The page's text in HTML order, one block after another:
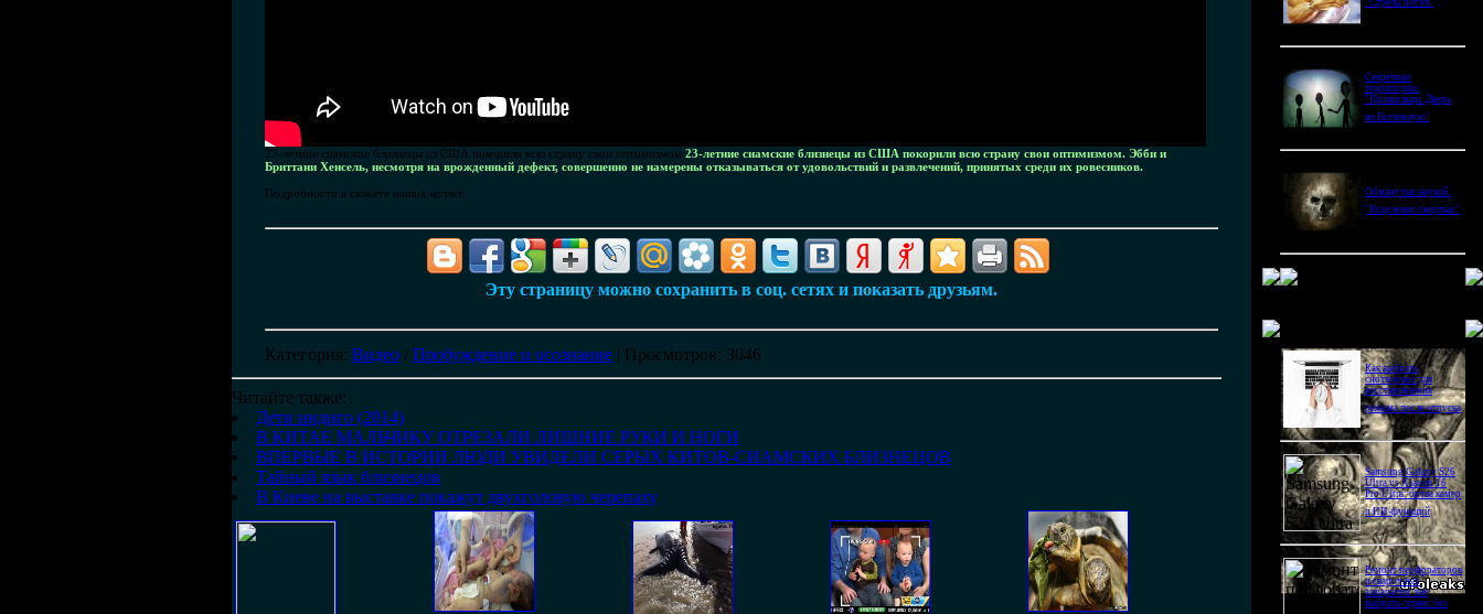
23-летние сиамские близнецы из США покорили всю страну свои оптимизмом 23-летние сиамские близнецы из США покорили всю страну свои оптимизмом. Эбби и
Бриттани Хенсель, несмотря на врожденный дефект, совершенно не намерены отказываться от удовольствий и развлечений, принятых среди их ровесников.
Подробности в сюжете наших коллег.
Эту страницу можно сохранить в соц. сетях и показать друзьям.
Категория: Видео / Пробуждение и осознание | Просмотров: 3046
Читайте также:
Дети индиго (2014)
В КИТАЕ МАЛЬЧИКУ ОТРЕЗАЛИ ЛИШНИЕ РУКИ И НОГИ
ВПЕРВЫЕ В ИСТОРИИ ЛЮДИ УВИДЕЛИ СЕРЫХ КИТОВ-СИАМСКИХ БЛИЗНЕЦОВ
Тайный язык близнецов
В Киеве на выставке покажут двухголовую черепаху
"Стрелы богов"
Секретные
территории.
"Пришельцы. Дверь
во Вселенную"
Обманутые наукой.
"Исцеление смертью"
Как выбрать
снотворное для
восстановления
режима после отпуска
Samsung Galaxy S26
Ultra vs Xiaomi 16
Pro Ultra: битва камер
и ИИ-функций
Ремонт перфораторов
и сварочных
аппаратов: как
выбрать сервис без